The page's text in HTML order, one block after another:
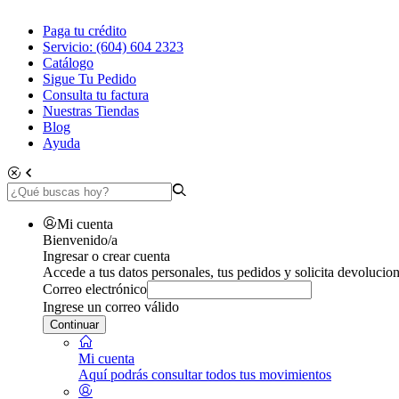
Paga tu crédito
Servicio: (604) 604 2323
Catálogo
Sigue Tu Pedido
Consulta tu factura
Nuestras Tiendas
Blog
Ayuda
Mi cuenta
Bienvenido/a
Ingresar o crear cuenta
Accede a tus datos personales, tus pedidos y solicita
Correo electrónico
Ingrese un correo válido
Continuar
Mi cuenta
Aquí podrás consultar todos tus movimientos